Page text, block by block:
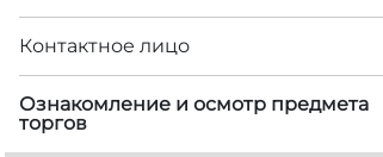
Контактное лицо
Ознакомление и осмотр предмета
торгов